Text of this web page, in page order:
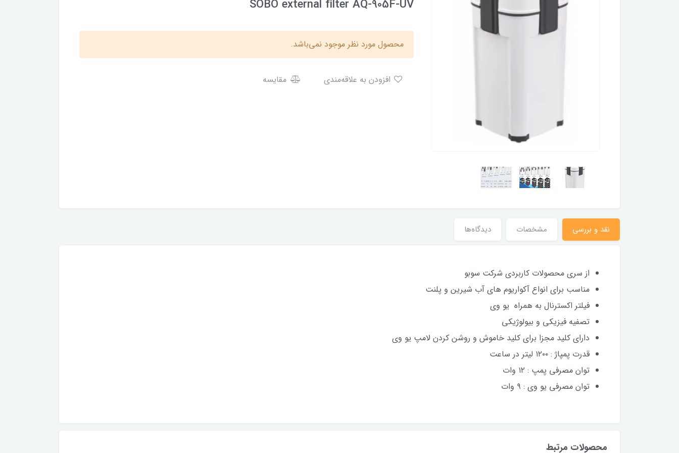
SOBO external filter AQ-905F-UV
محصول مورد نظر موجود نمی‌باشد.
مقایسه
نقد و بررسی مشخصات دیدگاه‌ها
از سری محصولات کاربردی شرکت سوبو
مناسب برای انواع آکواریوم های آب شیرین و پلنت
فیلتر اکسترنال به همراه یو وی
تصفیه فیزیکی و بیولوژیکی
دارای کلید مجزا برای کلید خاموش و روشن کردن لامپ یو وی
قدرت پمپاژ : ۱۲۰۰ لیتر در ساعت
توان مصرفی پمپ : ۱۲ وات
توان مصرفی یو وی : ۹ وات
محصولات مرتبط